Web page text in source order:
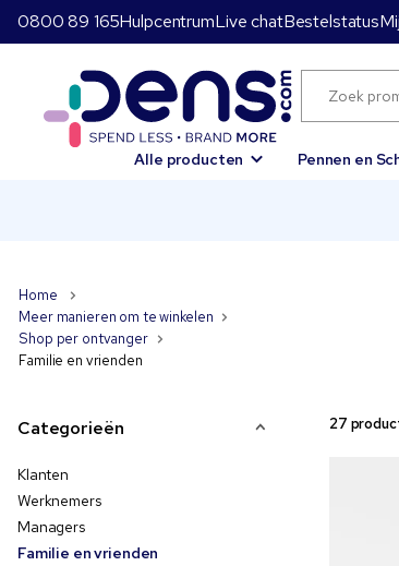
0800 89 165HulpcentrumLive chatBestelstatus
Alle producten Pennen en
Home
Meer manieren om te winkelen
Shop per ontvanger
Familie en vrienden
Categorieën
Klanten
Werknemers
Managers
Familie en vrienden
27